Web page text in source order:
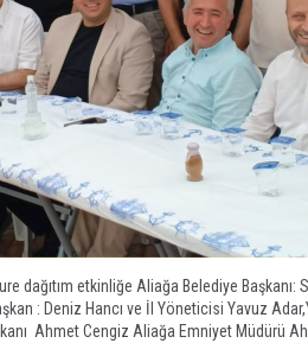
dağıtım etkinliğe ​Aliağa Belediye Başkanı:
: Deniz Hancı ve İl Yöneticisi Yavuz
Ahmet Cengiz ​Aliağa Emniyet Müdürü